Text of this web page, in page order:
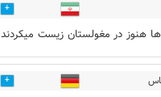
45
هنوز در مغولستان زیست میکردند
26